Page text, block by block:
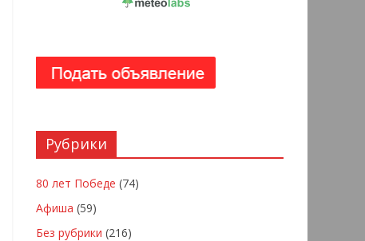
Рубрики
80 лет Победе (74)
Афиша (59)
Без рубрики (216)